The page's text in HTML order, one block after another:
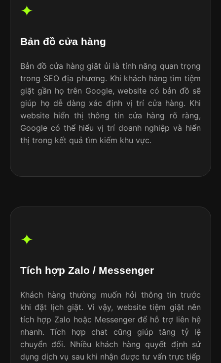
✦
Bản đồ cửa hàng
Bản đồ cửa hàng giặt ủi là tính năng quan trọng
trong SEO địa phương. Khi khách hàng tìm tiệm
giặt gần họ trên Google, website có bản đồ sẽ
giúp họ dễ dàng xác định vị trí cửa hàng. Khi
website hiển thị thông tin cửa hàng rõ ràng,
Google có thể hiểu vị trí doanh nghiệp và hiển
thị trong kết quả tìm kiếm khu vực.
✦
Tích hợp Zalo / Messenger
Khách hàng thường muốn hỏi thông tin trước
khi đặt lịch giặt. Vì vậy, website tiệm giặt nên
tích hợp Zalo hoặc Messenger để hỗ trợ liên hệ
nhanh. Tích hợp chat cũng giúp tăng tỷ lệ
chuyển đổi. Nhiều khách hàng quyết định sử
dụng dịch vụ sau khi nhận được tư vấn trực tiếp